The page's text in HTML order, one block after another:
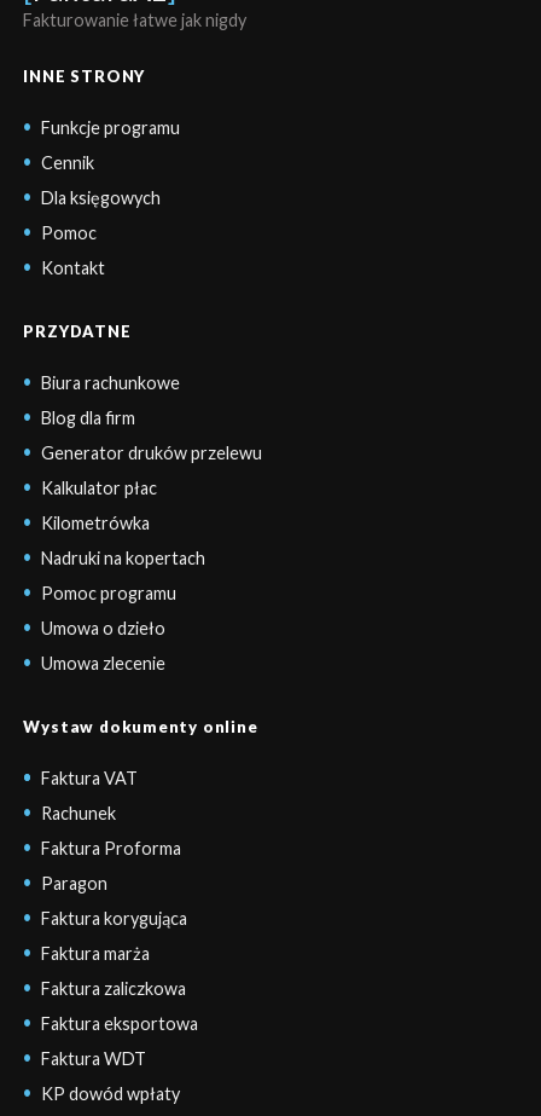
Fakturowanie łatwe jak nigdy
INNE STRONY
Funkcje programu
Cennik
Dla księgowych
Pomoc
Kontakt
PRZYDATNE
Biura rachunkowe
Blog dla firm
Generator druków przelewu
Kalkulator płac
Kilometrówka
Nadruki na kopertach
Pomoc programu
Umowa o dzieło
Umowa zlecenie
Wystaw dokumenty online
Faktura VAT
Rachunek
Faktura Proforma
Paragon
Faktura korygująca
Faktura marża
Faktura zaliczkowa
Faktura eksportowa
Faktura WDT
KP dowód wpłaty